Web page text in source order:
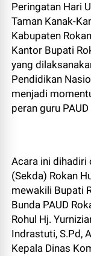
Peringatan Hari
Taman Kanak-
Kabupaten
Kantor Bupati
yang
Pendidikan
menjadi
peran guru
Acara ini dihadiri
(Sekda) Rokan
mewakili Bupati
Bunda PAUD
Rohul Hj.
Indrastuti, S.Pd,
Kepala Dinas